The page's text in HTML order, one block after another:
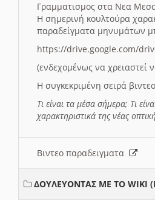
Γραμματισμος στα Νεα
Η σημερινή κουλτούρα
παραδείγματα μηνυμάτων
https://drive.google.com/
(ενδεχομένως να
Η συγκεκριμένη σειρά
Τι είναι τα μέσα σήμερα; Τι
χαρακτηριστικά της νέας
Βιντεο παραδειγματα
ΔΟΥΛΕΥΟΝΤΑΣ ΜΕ ΤΟ WIKI